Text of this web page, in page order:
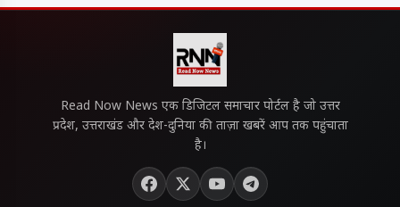
Read Now News एक डिजिटल समाचार पोर्टल है जो उत्तर
प्रदेश, उत्तराखंड और देश-दुनिया की ताज़ा खबरें आप तक पहुंचाता
है।